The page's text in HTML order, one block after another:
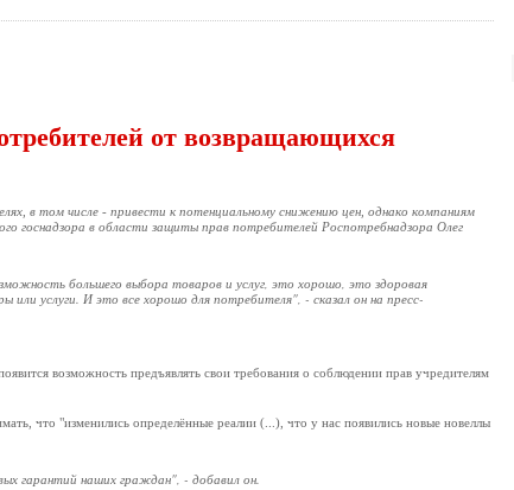
от возвращающихся
в том числе - привести к потенциальному снижению цен, однако компаниям
госнадзора в области защиты прав потребителей Роспотребнадзора Олег
большего выбора товаров и услуг, это хорошо, это здоровая
услуги. И это все хорошо для потребителя", - сказал он на пресс-
возможность предъявлять свои требования о соблюдении прав учредителям
что "изменились определённые реалии (...), что у нас появились новые новеллы
гарантий наших граждан", - добавил он.